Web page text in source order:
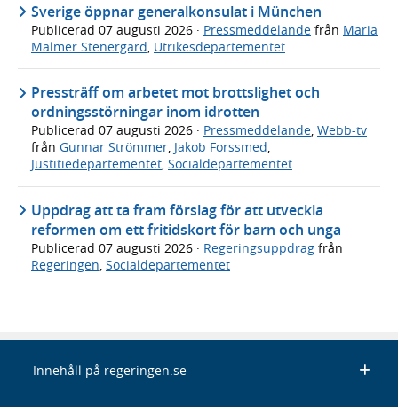
Sverige öppnar generalkonsulat i München
Publicerad 07 augusti 2026 · Pressmeddelande från Maria
Malmer Stenergard Utrikesdepartementet
Pressträff om arbetet mot brottslighet och
ordningsstörningar inom idrotten
Publicerad 07 augusti 2026 · Pressmeddelande, Webb-tv
från Gunnar Strömmer, Jakob Forssmed,
Justitiedepartementet, Socialdepartementet
Uppdrag att ta fram förslag för att utveckla
reformen om ett fritidskort för barn och unga
Publicerad 07 augusti 2026 · Regeringsuppdrag från
Regeringen, Socialdepartementet
Innehåll på regeringen.se